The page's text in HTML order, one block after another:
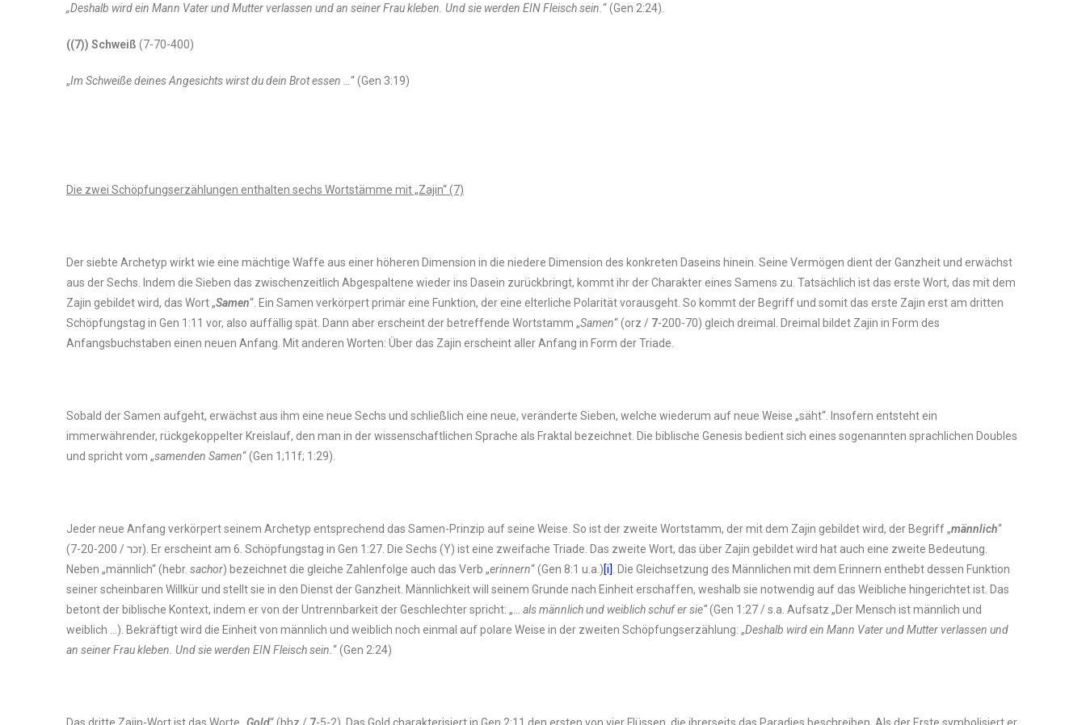
„Deshalb wird ein Mann Vater und Mutter verlassen und an seiner Frau kleben. Und sie werden EIN Fleisch sein. “ (Gen 2:24).
((7)) Schweiß (7-70-400)
„Im Schweiße deines Angesichts wirst du dein Brot essen … “ (Gen 3:19)
Die zwei Schöpfungserzählungen enthalten sechs Wortstämme mit „Zajin“ (7)
Der siebte Archetyp wirkt wie eine mächtige Waffe aus einer höheren Dimension in die niedere Dimension des konkreten Daseins hinein. Seine Vermögen dient der Ganzheit und erwächst
aus der Sechs. Indem die Sieben das zwischenzeitlich Abgespaltene wieder ins Dasein zurückbringt, kommt ihr der Charakter eines Samens zu. Tatsächlich ist das erste Wort, das mit dem
Zajin gebildet wird, das Wort „Samen“. Ein Samen verkörpert primär eine Funktion, der eine elterliche Polarität vorausgeht. So kommt der Begriff und somit das erste Zajin erst am dritten
Schöpfungstag in Gen 1:11 vor, also auffällig spät. Dann aber erscheint der betreffende Wortstamm „Samen“ (orz / 7-200-70) gleich dreimal. Dreimal bildet Zajin in Form des
Anfangsbuchstaben einen neuen Anfang. Mit anderen Worten: Über das Zajin erscheint aller Anfang in Form der Triade.
Sobald der Samen aufgeht, erwächst aus ihm eine neue Sechs und schließlich eine neue, veränderte Sieben, welche wiederum auf neue Weise „säht“. Insofern entsteht ein
immerwährender, rückgekoppelter Kreislauf, den man in der wissenschaftlichen Sprache als Fraktal bezeichnet. Die biblische Genesis bedient sich eines sogenannten sprachlichen Doubles
und spricht vom „samenden Samen“ (Gen 1;11f; 1:29).
Jeder neue Anfang verkörpert seinem Archetyp entsprechend das Samen-Prinzip auf seine Weise. So ist der zweite Wortstamm, der mit dem Zajin gebildet wird, der Begriff „männlich“
(זכר / 7-20-200). Er erscheint am 6. Schöpfungstag in Gen 1:27. Die Sechs (Y) ist eine zweifache Triade. Das zweite Wort, das über Zajin gebildet wird hat auch eine zweite Bedeutung.
Neben „männlich“ (hebr. sachor) bezeichnet die gleiche Zahlenfolge auch das Verb „erinnern“ (Gen 8:1 u.a.)[i]
. Die Gleichsetzung des Männlichen mit dem Erinnern enthebt dessen Funktion
seiner scheinbaren Willkür und stellt sie in den Dienst der Ganzheit. Männlichkeit will seinem Grunde nach Einheit erschaffen, weshalb sie notwendig auf das Weibliche hingerichtet ist. Das
betont der biblische Kontext, indem er von der Untrennbarkeit der Geschlechter spricht: „… als männlichund weiblich schuf er sie“(Gen 1:27 / s.a. Aufsatz „Der Mensch ist männlich und
weiblich …). Bekräftigt wird die Einheit von männlich und weiblich noch einmal auf polare Weise in der zweiten Schöpfungserzählung: „Deshalb wird ein Mann Vater und Mutter verlassen und
an seiner Frau kleben. Und sie werden EIN Fleisch sein. “ (Gen 2:24)
Das dritte Zajin-Wort ist das Worte „ Gold“ (bhz / 7-5-2). Das Gold charakterisiert in Gen 2:11 den ersten von vier Flüssen, die ihrerseits das Paradies beschreiben. Als der Erste symbolisiert er